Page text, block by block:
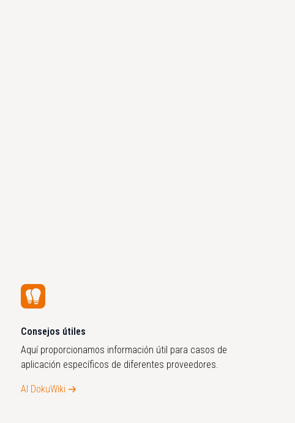
Consejos útiles
Aquí proporcionamos información útil para casos de
aplicación específicos de diferentes proveedores.
Al DokuWiki